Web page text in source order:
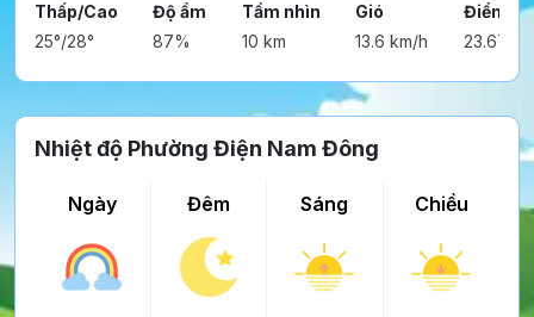
Thấp/Cao
25°/28°
Độ ẩm
87%
Tầm nhìn
10 km
Gió
13.6 km/h
Điểm
23.67°
Nhiệt độ Phường Điện Nam Đông
Ngày Đêm Sáng Chiều